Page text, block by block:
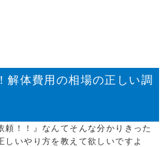
解体費用の相場の正しい調
頼！！』なんてそんな分かりきった
しいやり方を教えて欲しいですよ